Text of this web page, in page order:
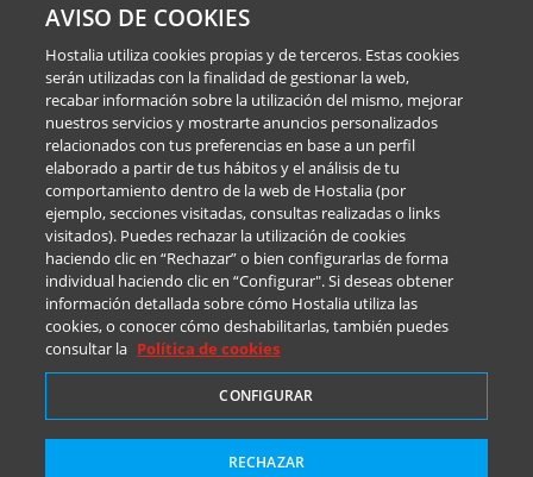
Precios exclusivos para la web
Estás viendo los precios SINIVA. Si quieres cambiarlo, pulsa
aquí.
Aviso Legal
Política de privacidad
Cookies
Términos y condiciones
Canal de Denuncias y Consultas
Abuse
AVISO DE COOKIES
Hostalia utiliza cookies propias y de terceros. Estas cookies
serán utilizadas con la finalidad de gestionar la web,
recabar información sobre la utilización del mismo, mejorar
nuestros servicios y mostrarte anuncios personalizados
relacionados con tus preferencias en base a un perfil
elaborado a partir de tus hábitos y el análisis de tu
comportamiento dentro de la web de Hostalia (por
ejemplo, secciones visitadas, consultas realizadas o links
visitados). Puedes rechazar la utilización de cookies
haciendo clic en “Rechazar” o bien configurarlas de forma
individual haciendo clic en “Configurar". Si deseas obtener
información detallada sobre cómo Hostalia utiliza las
cookies, o conocer cómo deshabilitarlas, también puedes
consultar la Política de cookies
CONFIGURAR
RECHAZAR